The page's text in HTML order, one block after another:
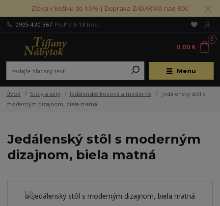
Zľava v košíku do 10% | Doprava ZADARMO nad 80€
Menu
0905 430 367 Po-Pia 8-18 hod.
0
0,00 €
Úvod Stoly a sety Jedálenské kovové a moderné
Jedálenský stôl s
moderným dizajnom, biela matná
Jedálenský stôl s moderným
dizajnom, biela matná